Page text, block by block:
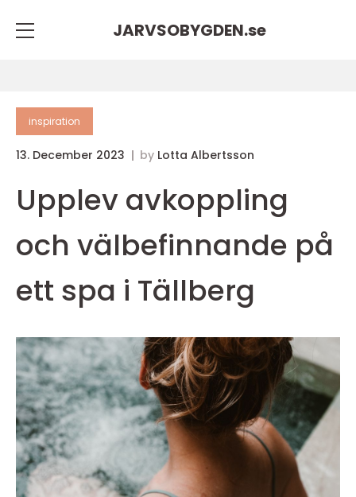
JARVSOBYGDEN.se
inspiration
13. December 2023 by Lotta Albertsson
Upplev avkoppling
och välbefinnande på
ett spa i Tällberg